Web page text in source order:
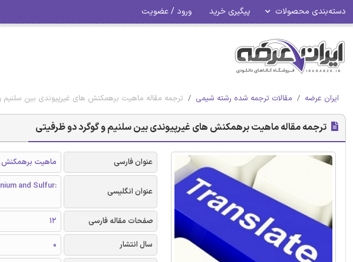
دسته‌بندی محصولات پیگیری خرید ورود / عضویت
ایران عرضه مقالات ترجمه شده رشته شیمی ترجمه مقاله ماهیت برهمکنش های غیرپیوندی بین سلنیم
ترجمه مقاله ماهیت برهمکنش های غیرپیوندی بین سلنیم و گوگرد دو ظرفیتی
عنوان فارسی ماهیت برهمکنش
عنوان انگلیسی
and Sulfur:
صفحات مقاله فارسی
12
سال انتشار
0